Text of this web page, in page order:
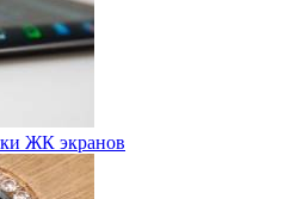
ЖК экранов